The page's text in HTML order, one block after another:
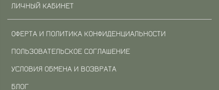
ЛИЧНЫЙ КАБИНЕТ
ОФЕРТА И ПОЛИТИКА КОНФИДЕНЦИАЛЬНОСТИ
ПОЛЬЗОВАТЕЛЬСКОЕ СОГЛАШЕНИЕ
УСЛОВИЯ ОБМЕНА И ВОЗВРАТА
БЛОГ